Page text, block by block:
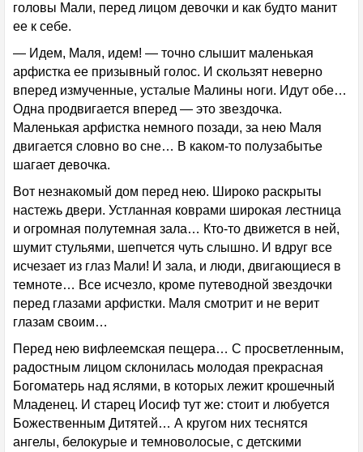
головы Мали, перед лицом девочки и как будто манит
ее к себе.
— Идем, Маля, идем! — точно слышит маленькая
арфистка ее призывный голос. И скользят неверно
вперед измученные, усталые Малины ноги. Идут обе…
Одна продвигается вперед — это звездочка.
Маленькая арфистка немного позади, за нею Маля
двигается словно во сне… В каком-то полузабытье
шагает девочка.
Вот незнакомый дом перед нею. Широко раскрыты
настежь двери. Устланная коврами широкая лестница
и огромная полутемная зала… Кто-то движется в ней,
шумит стульями, шепчется чуть слышно. И вдруг все
исчезает из глаз Мали! И зала, и люди, двигающиеся в
темноте… Все исчезло, кроме путеводной звездочки
перед глазами арфистки. Маля смотрит и не верит
глазам своим…
Перед нею вифлеемская пещера… С просветленным,
радостным лицом склонилась молодая прекрасная
Богоматерь над яслями, в которых лежит крошечный
Младенец. И старец Иосиф тут же: стоит и любуется
Божественным Дитятей… А кругом них теснятся
ангелы, белокурые и темноволосые, с детскими